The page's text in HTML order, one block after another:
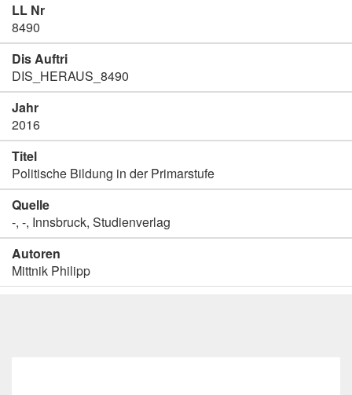
LL Nr
8490
Dis Auftri
DIS_HERAUS_8490
Jahr
2016
Titel
Politische Bildung in der Primarstufe
Quelle
-, -, Innsbruck, Studienverlag
Autoren
Mittnik Philipp